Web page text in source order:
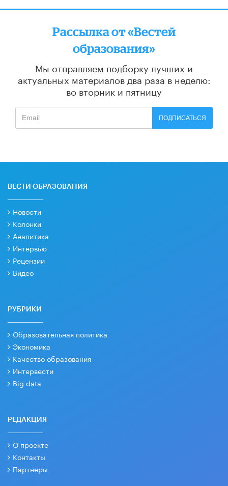
Рассылка от «Вестей
образования»
Мы отправляем подборку лучших и
актуальных материалов два раза в неделю:
во вторник и пятницу
ПОДПИСАТЬСЯ
ВЕСТИ ОБРАЗОВАНИЯ
Новости
Колонки
Аналитика
Интервью
Рецензии
Видео
РУБРИКИ
Образовательная политика
Экономика
Качество образования
Интервести
Big data
РЕДАКЦИЯ
О проекте
Контакты
Партнеры